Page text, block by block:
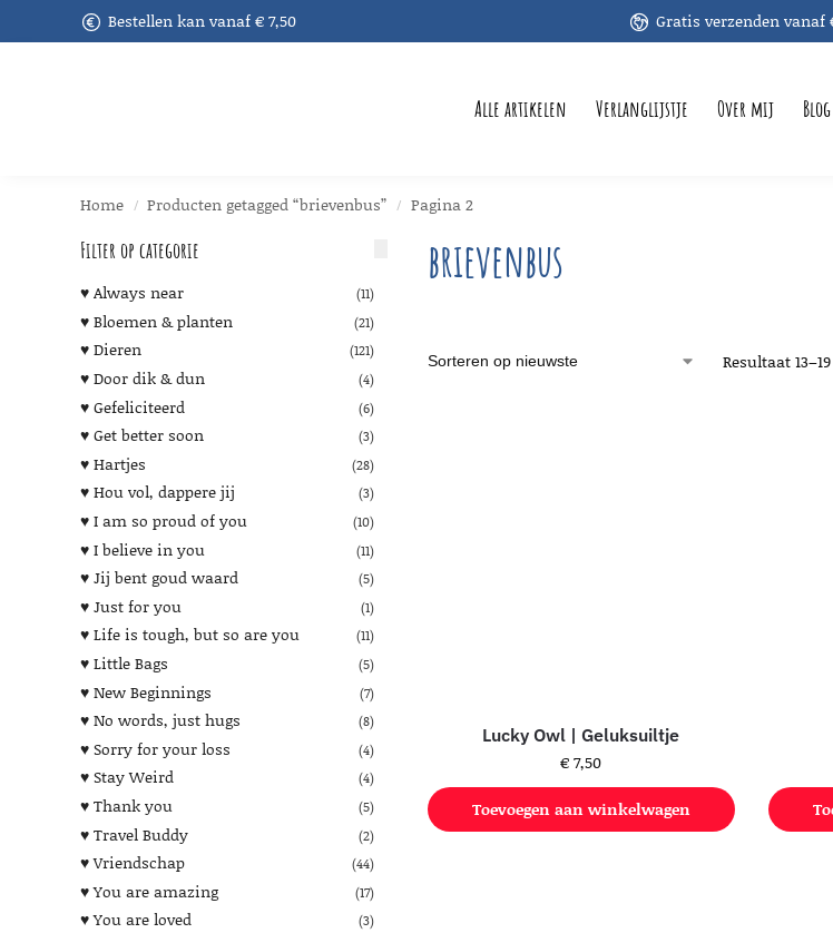
Bestellen kan vanaf € 7,50 Gratis verzenden vanaf
Alle artikelen Verlanglijstje Over mij Blog
Recent toegevoegd
Home / Producten getagged “brievenbus” / Pagina 2
brievenbus
Resultaat
Lucky Owl | Geluksuiltje
€7,50
Toevoegen aan winkelwagen
Filter op categorie
♥︎ Always near (11)
♥︎ Bloemen & planten (21)
♥︎ Dieren (121)
♥︎ Door dik & dun (4)
♥︎ Gefeliciteerd (6)
♥︎ Get better soon (3)
♥︎ Hartjes (28)
♥︎ Hou vol, dappere jij (3)
♥︎ I am so proud of you (10)
♥︎ I believe in you (11)
♥︎ Jij bent goud waard (5)
♥︎ Just for you (1)
♥︎ Life is tough, but so are you (11)
♥︎ Little Bags (5)
♥︎ New Beginnings (7)
♥︎ No words, just hugs (8)
♥︎ Sorry for your loss (4)
♥︎ Stay Weird (4)
♥︎ Thank you (5)
♥︎ Travel Buddy (2)
♥︎ Vriendschap (44)
♥︎ You are amazing (17)
♥︎ You are loved (3)